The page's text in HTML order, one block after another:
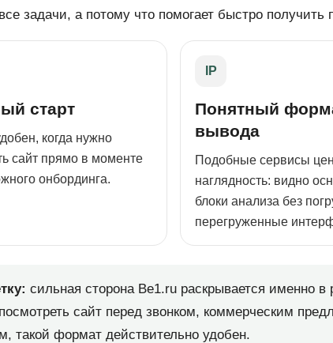
задачи, а потому что помогает быстро получить
старт
когда нужно
сайт прямо в моменте
онбординга.
IP
Понятный
вывода
Подобные сервисы
наглядность: видно
блоки анализа без
перегруженные
сильная сторона Be1.ru раскрывается именно
сайт перед звонком, коммерческим
такой формат действительно удобен.